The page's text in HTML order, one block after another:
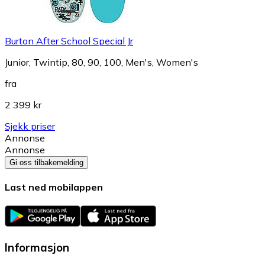
Burton After School Special Jr
Junior, Twintip, 80, 90, 100, Men's, Women's
fra
2 399 kr
Sjekk priser
Annonse
Annonse
Gi oss tilbakemelding
Last ned mobilappen
Informasjon